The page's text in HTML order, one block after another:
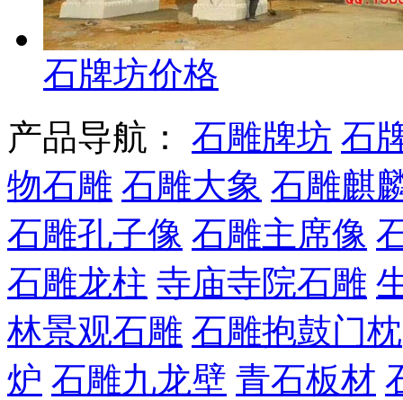
石牌坊价格
产品导航： 石雕牌坊 石
物石雕 石雕大象 石雕麒
石雕孔子像 石雕主席像
石雕龙柱 寺庙寺院石雕
林景观石雕 石雕抱鼓门枕
炉 石雕九龙壁 青石板材